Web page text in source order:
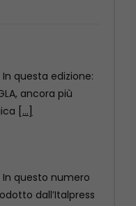
In questo numero
dall’Italpress
TeleAmbiente:
e statunitensi si
giovanile tra